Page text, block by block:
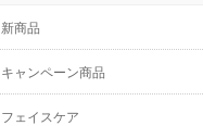
新商品
キャンペーン商品
フェイスケア